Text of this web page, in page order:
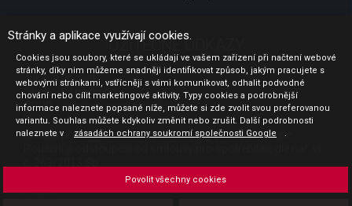
UŽITEČNÉ ODKAZY
Jak nakupovat
Obchodní podmínky
GDPR - ochrana osobních údajů
Profil zadavatele
Sdělení před uzavřením kupní smlouvy pro spotřebitele
Platba
Stránky a aplikace využívají cookies.
Cookies jsou soubory, které se ukládají ve vašem zařízení při načtení webové
stránky, díky nim můžeme snadněji identifikovat způsob, jakým pracujete s
webovými stránkami, vstřícněji s vámi komunikovat, odhalit podvodné
chování nebo cílit marketingové aktivity. Typy cookies a podrobnější
informace naleznete popsané níže, můžete si zde zvolit svou preferovanou
variantu. Souhlas můžete kdykoliv změnit nebo zrušit. Další podrobnosti
naleznete v
zásadách ochrany soukromí společnosti Google .
Povolit všechny cookies